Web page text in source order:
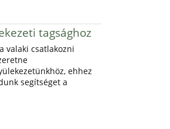
tagsághoz
valaki csatlakozni
ehhez
segítséget a